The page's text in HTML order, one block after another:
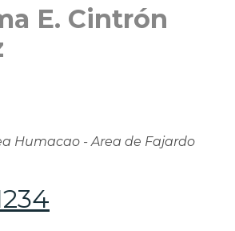
E. Cintrón
Humacao - Area de Fajardo